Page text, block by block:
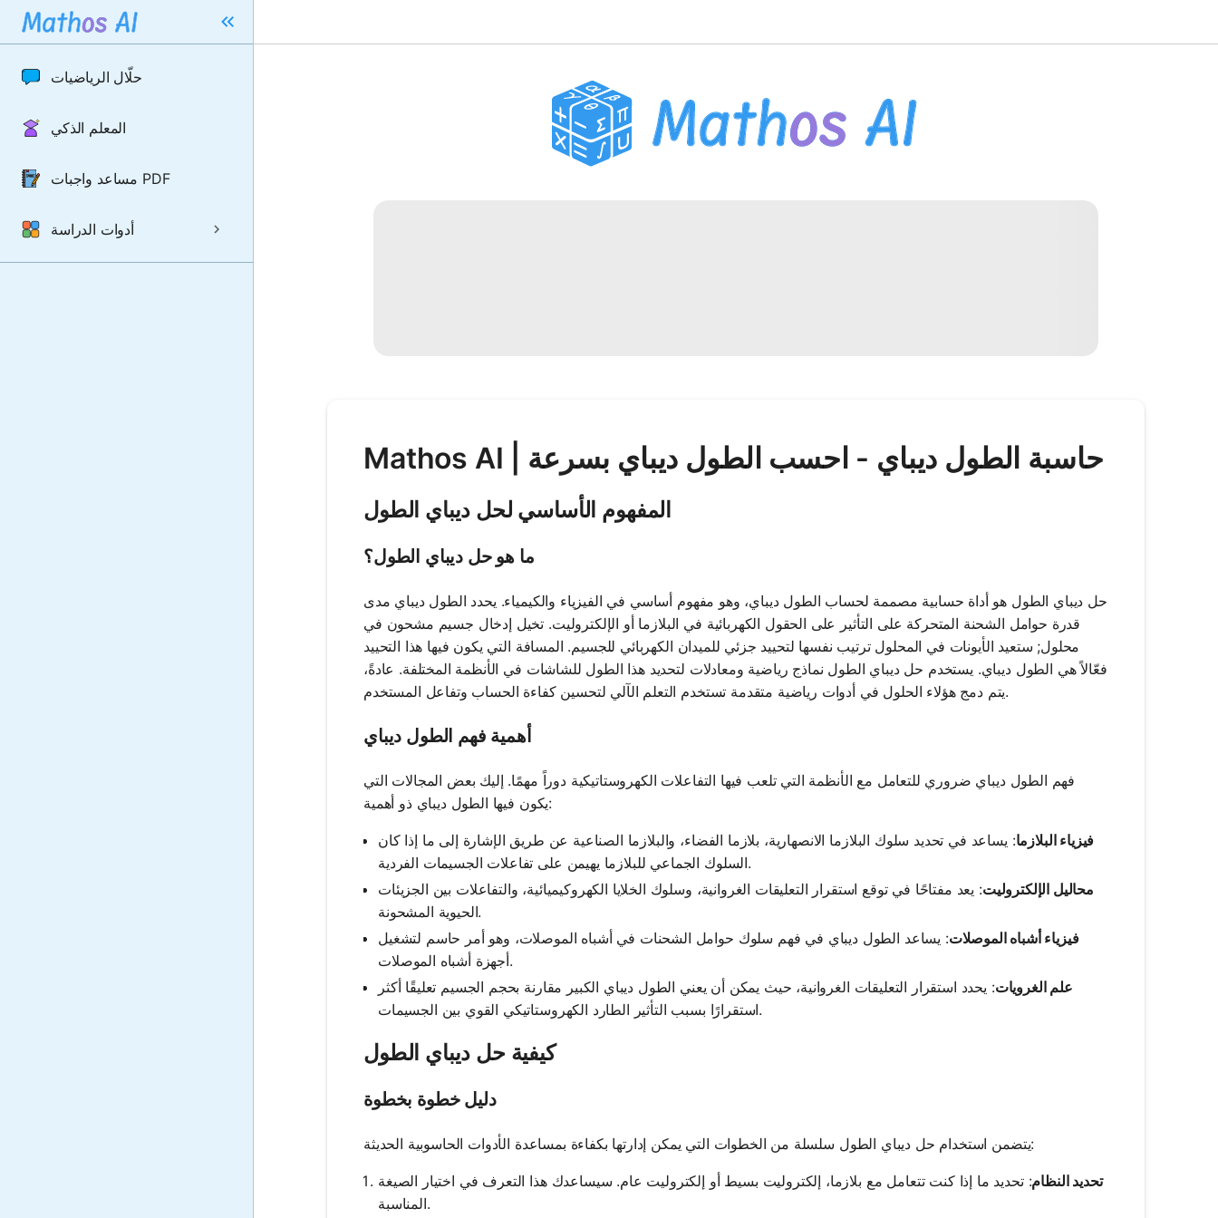
حلّال الرياضيات
المعلم الذكي
مساعد واجبات PDF
أدوات الدراسة
Mathos AI | حاسبة الطول ديباي - احسب الطول ديباي بسرعة
المفهوم الأساسي لحل ديباي الطول
ما هو حل ديباي الطول؟
حل ديباي الطول هو أداة حسابية مصممة لحساب الطول ديباي، وهو مفهوم أساسي في الفيزياء والكيمياء. يحدد الطول ديباي مدى
قدرة حوامل الشحنة المتحركة على التأثير على الحقول الكهربائية في البلازما أو الإلكتروليت. تخيل إدخال جسيم مشحون في
محلول; ستعيد الأيونات في المحلول ترتيب نفسها لتحييد جزئي للميدان الكهربائي للجسيم. المسافة التي يكون فيها هذا التحييد
فعّالاً هي الطول ديباي. يستخدم حل ديباي الطول نماذج رياضية ومعادلات لتحديد هذا الطول للشاشات في الأنظمة المختلفة. عادةً،
يتم دمج هؤلاء الحلول في أدوات رياضية متقدمة تستخدم التعلم الآلي لتحسين كفاءة الحساب وتفاعل المستخدم.
أهمية فهم الطول ديباي
فهم الطول ديباي ضروري للتعامل مع الأنظمة التي تلعب فيها التفاعلات الكهروستاتيكية دوراً مهمًا. إليك بعض المجالات التي
يكون فيها الطول ديباي ذو أهمية:
فيزياء البلازما: يساعد في تحديد سلوك البلازما الانصهارية، بلازما الفضاء، والبلازما الصناعية عن طريق الإشارة إلى ما إذا كان
السلوك الجماعي للبلازما يهيمن على تفاعلات الجسيمات الفردية.
محاليل الإلكتروليت: يعد مفتاحًا في توقع استقرار التعليقات الغروانية، وسلوك الخلايا الكهروكيميائية، والتفاعلات بين الجزيئات
الحيوية المشحونة.
فيزياء أشباه الموصلات: يساعد الطول ديباي في فهم سلوك حوامل الشحنات في أشباه الموصلات، وهو أمر حاسم لتشغيل
أجهزة أشباه الموصلات.
علم الغرويات: يحدد استقرار التعليقات الغروانية، حيث يمكن أن يعني الطول ديباي الكبير مقارنة بحجم الجسيم تعليقًا أكثر
استقرارًا بسبب التأثير الطارد الكهروستاتيكي القوي بين الجسيمات.
كيفية حل ديباي الطول
دليل خطوة بخطوة
يتضمن استخدام حل ديباي الطول سلسلة من الخطوات التي يمكن إدارتها بكفاءة بمساعدة الأدوات الحاسوبية الحديثة:
تحديد النظام: تحديد ما إذا كنت تتعامل مع بلازما، إلكتروليت بسيط أو إلكتروليت عام. سيساعدك هذا التعرف في اختيار الصيغة
المناسبة.